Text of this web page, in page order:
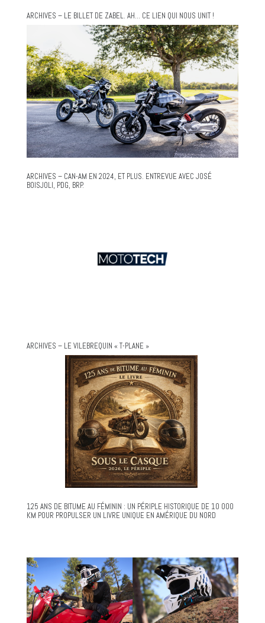
ARCHIVES – LE BILLET DE ZABEL. AH… CE LIEN QUI NOUS UNIT !
ARCHIVES – CAN-AM EN 2024, ET PLUS. ENTREVUE AVEC JOSÉ
BOISJOLI, PDG, BRP.
ARCHIVES – LE VILEBREQUIN « T-PLANE »
125 ANS DE BITUME AU FÉMININ : UN PÉRIPLE HISTORIQUE DE 10 000
KM POUR PROPULSER UN LIVRE UNIQUE EN AMÉRIQUE DU NORD